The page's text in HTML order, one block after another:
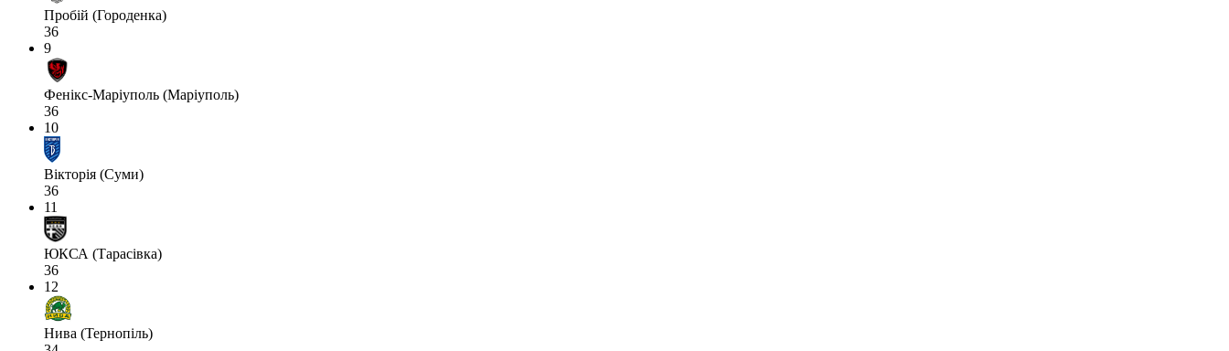
Пробій (Городенка)
36
9
Фенікс-Маріуполь (Маріуполь)
36
10
Вікторія (Суми)
36
11
ЮКСА (Тарасівка)
36
12
Нива (Тернопіль)